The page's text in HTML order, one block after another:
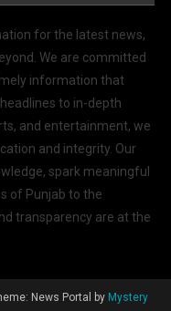
for the latest news,
We are committed
information that
to in-depth
and entertainment, we
and integrity. Our
spark meaningful
of Punjab to the
transparency are at the
News Portal by Mystery